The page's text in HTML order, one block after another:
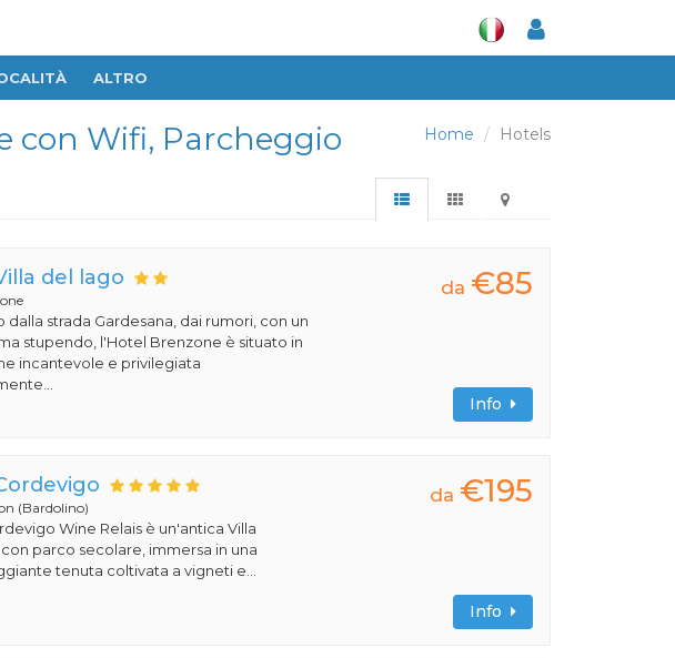
ALTRO
Home Hotels
con Wifi, Parcheggio
del lago
dalla strada Gardesana, dai rumori, con un
stupendo, l'Hotel Brenzone è situato in
incantevole e privilegiata
da €85
Info
(Bardolino)
Wine Relais è un'antica Villa
parco secolare, immersa in una
tenuta coltivata a vigneti e...
da €195
Info